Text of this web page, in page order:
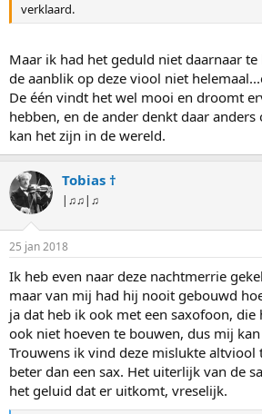
verklaard.
Maar ik had het geduld niet daarnaar
de aanblik op deze viool niet
De één vindt het wel mooi en droomt
hebben, en de ander denkt daar anders
kan het zijn in de wereld.
Tobias †
|♫♫|♫
25 jan 2018
Ik heb even naar deze nachtmerrie
maar van mij had hij nooit gebouwd
ja dat heb ik ook met een saxofoon, die
ook niet hoeven te bouwen, dus mij
Trouwens ik vind deze mislukte altviool
beter dan een sax. Het uiterlijk van de
het geluid dat er uitkomt, vreselijk.